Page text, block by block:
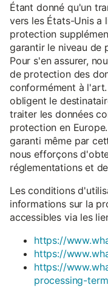
Étant donné qu'un
vers les États-Unis a
protection
garantir le niveau de
Pour s'en assurer,
de protection des
conformément à
obligent le
traiter les données
protection en
garanti même par
nous efforçons
réglementations et
Les conditions
informations sur la
accessibles via les
https://
https://
https://
processing-